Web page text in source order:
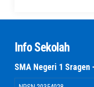
Info Sekolah
SMA Negeri 1 Sragen